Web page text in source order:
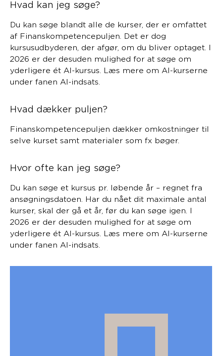
Hvad kan jeg søge?
Du kan søge blandt alle de kurser, der er omfattet
af Finanskompetencepuljen. Det er dog
kursusudbyderen, der afgør, om du bliver optaget. I
2026 er der desuden mulighed for at søge om
yderligere ét AI-kursus. Læs mere om AI-kurserne
under fanen AI-indsats.
Hvad dækker puljen?
Finanskompetencepuljen dækker omkostninger til
selve kurset samt materialer som fx bøger.
Hvor ofte kan jeg søge?
Du kan søge et kursus pr. løbende år – regnet fra
ansøgningsdatoen. Har du nået dit maximale antal
kurser, skal der gå et år, før du kan søge igen. I
2026 er der desuden mulighed for at søge om
yderligere ét AI-kursus. Læs mere om AI-kurserne
under fanen AI-indsats.